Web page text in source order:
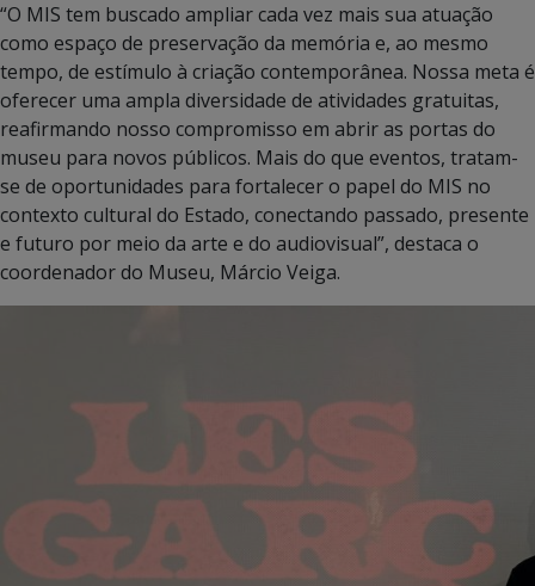
“O MIS tem buscado ampliar cada vez mais sua atuação
como espaço de preservação da memória e, ao mesmo
tempo, de estímulo à criação contemporânea. Nossa meta é
oferecer uma ampla diversidade de atividades gratuitas,
reafirmando nosso compromisso em abrir as portas do
museu para novos públicos. Mais do que eventos, tratam-
se de oportunidades para fortalecer o papel do MIS no
contexto cultural do Estado, conectando passado, presente
e futuro por meio da arte e do audiovisual”, destaca o
coordenador do Museu, Márcio Veiga.